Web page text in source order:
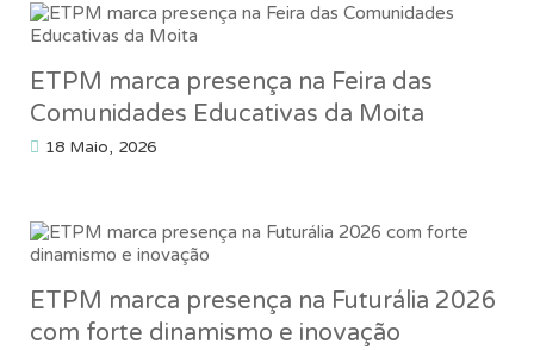
ETPM marca presença na Feira das
Comunidades Educativas da Moita
18 Maio, 2026
ETPM marca presença na Futurália 2026
com forte dinamismo e inovação